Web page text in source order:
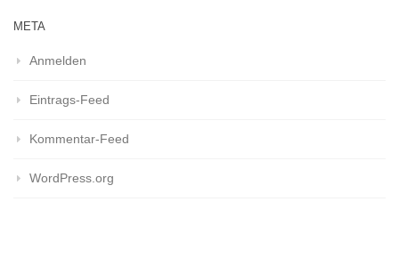
META
Anmelden
Eintrags-Feed
Kommentar-Feed
WordPress.org